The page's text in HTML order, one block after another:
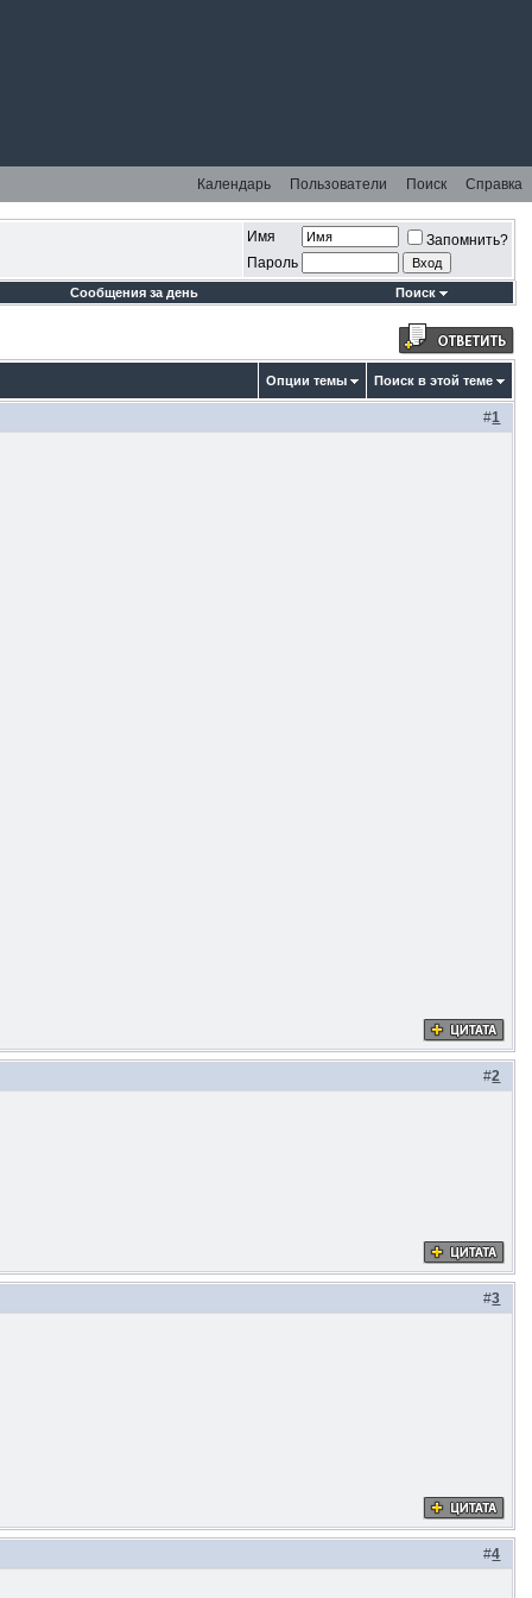
Календарь Пользователи Поиск Справка
Имя
Запомнить?
Пароль
Сообщения за день Поиск
Опции темы Поиск в этой теме
#1
#2
#3
#4